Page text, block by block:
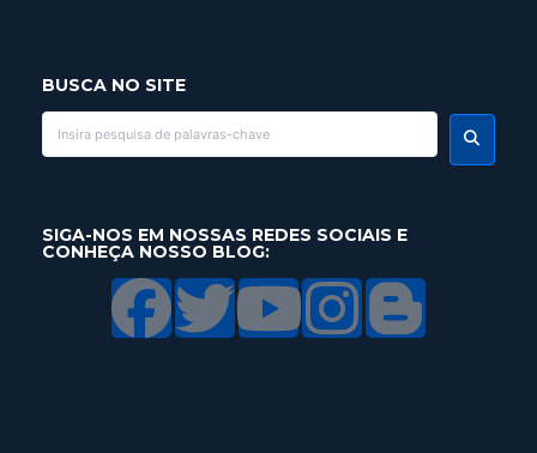
BUSCA NO SITE
SIGA-NOS EM NOSSAS REDES SOCIAIS E
CONHEÇA NOSSO BLOG: